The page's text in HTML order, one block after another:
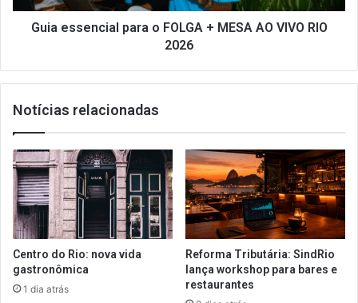
VIVO
Guia essencial para o FOLGA + MESA AO VIVO RIO
2026
Notícias relacionadas
Centro do Rio: nova vida
gastronômica
1 dia atrás
Reforma Tributária: SindRio
lança workshop para bares e
restaurantes